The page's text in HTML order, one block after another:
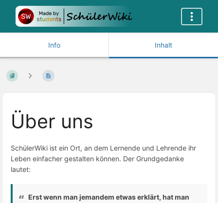
Info Inhalt
Über uns
SchülerWiki ist ein Ort, an dem Lernende und Lehrende ihr
Leben einfacher gestalten können. Der Grundgedanke
lautet:
Erst wenn man jemandem etwas erklärt, hat man